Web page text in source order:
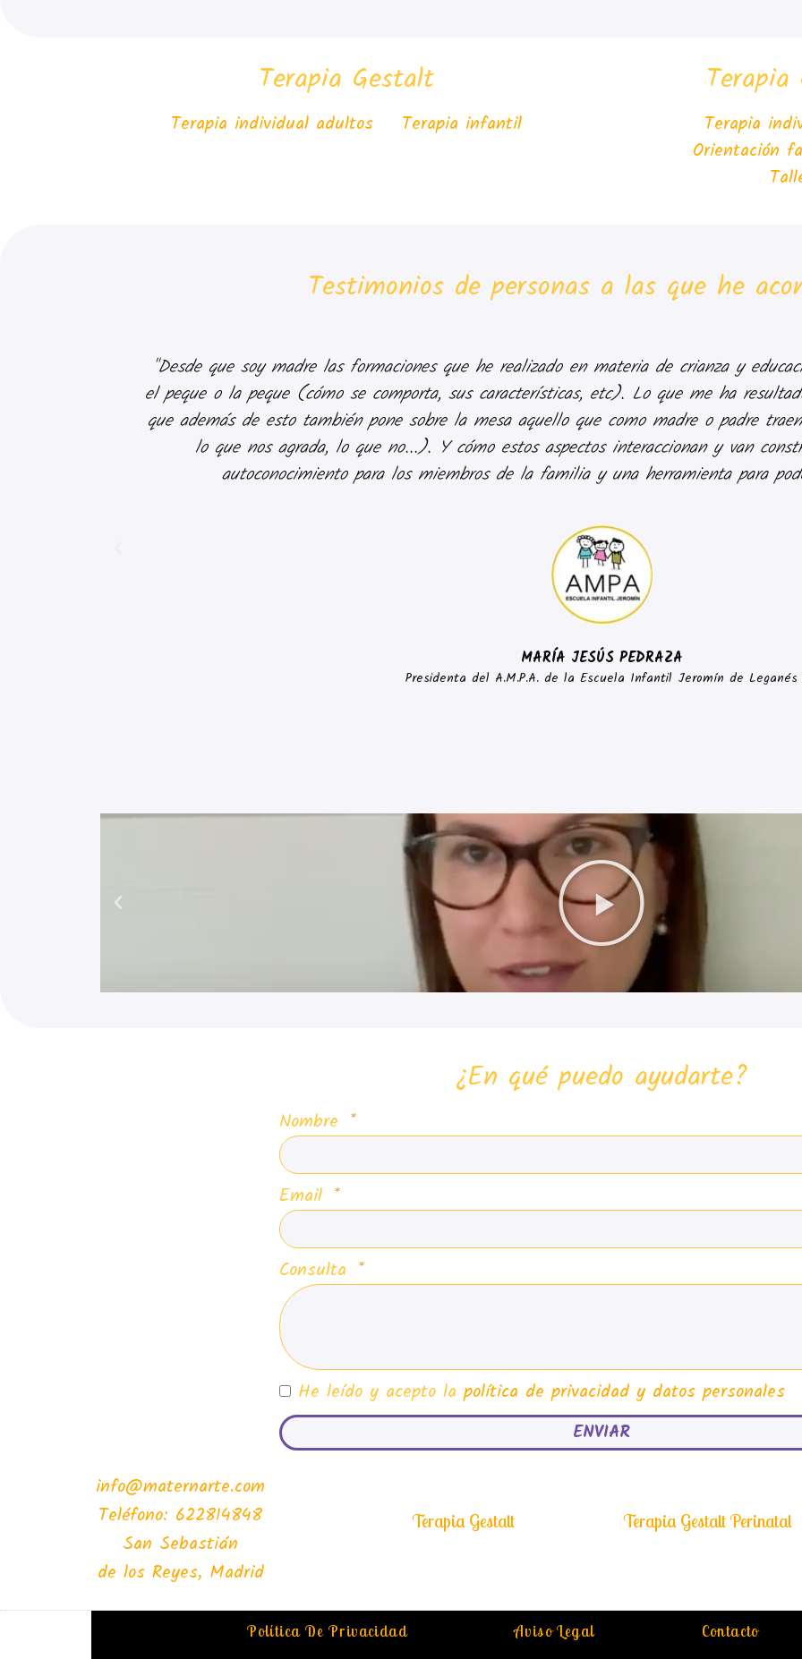
Terapia Gestalt
Terapia individual adultos Terapia infantil Terapia
Orientación
Testimonios de personas a las que he
"Desde que soy madre las formaciones que he realizado en materia de crianza y
el peque o la peque (cómo se comporta, sus características, etc). Lo que me ha
que además de esto también pone sobre la mesa aquello que como madre o padre
lo que nos agrada, lo que no...). Y cómo estos aspectos interaccionan y van
autoconocimiento para los miembros de la familia y una herramienta para
MARÍA JESÚS PEDRAZA
Presidenta del A.M.P.A. de la Escuela Infantil Jeromín de Leganés
¿En qué puedo ayudarte?
Nombre
Email
Consulta
He leído y acepto lapolítica de privacidad y datos personales
ENVIAR
info@maternarte.com
Teléfono: 622814848
San Sebastián
de los Reyes, Madrid
Terapia Gestalt Terapia Gestalt Perinatal
Política De Privacidad Aviso Legal Contacto